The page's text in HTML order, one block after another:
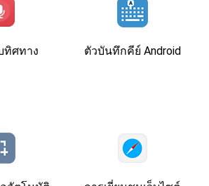
ทิศทาง ตัวบันทึกคีย์ Android